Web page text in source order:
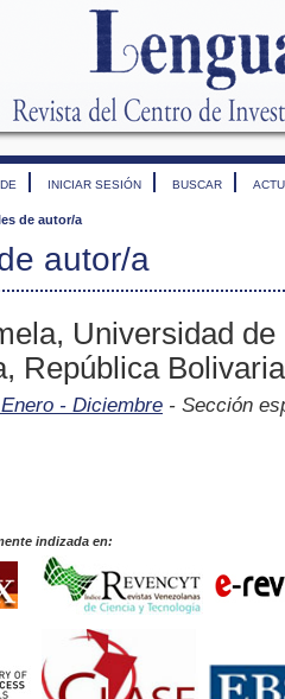
INICIAR SESIÓN BUSCAR
de autor/a
autor/a
Universidad de
República
- Diciembre - Sección
indizada en: